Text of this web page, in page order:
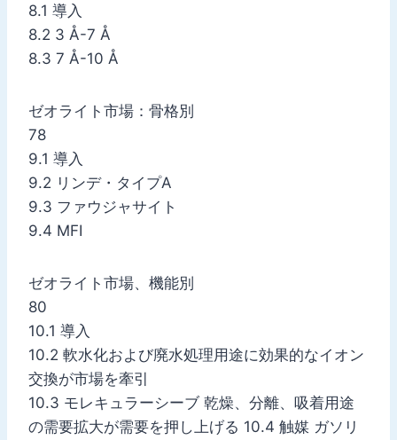
8.1 導入
8.2 3 Å-7 Å
8.3 7 Å-10 Å
ゼオライト市場：骨格別
78
9.1 導入
9.2 リンデ・タイプA
9.3 ファウジャサイト
9.4 MFI
ゼオライト市場、機能別
80
10.1 導入
10.2 軟水化および廃水処理用途に効果的なイオン
交換が市場を牽引
10.3 モレキュラーシーブ 乾燥、分離、吸着用途
の需要拡大が需要を押し上げる 10.4 触媒 ガソリ